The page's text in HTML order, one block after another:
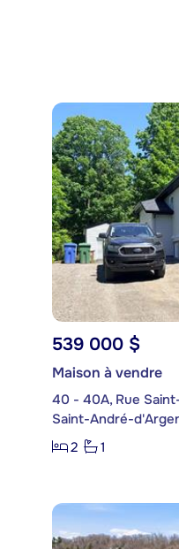
539 000 $
Maison à vendre
40 - 40A, Rue
Saint-André-
2
1